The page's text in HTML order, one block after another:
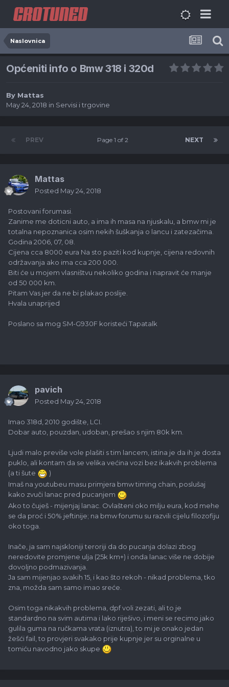
Naslovnica
Općeniti info o Bmw 318 i 320d
By Mattas
May 24, 2018 in Servisi i trgovine
PREV NEXT
Page 1 of 2
Mattas
Posted May 24, 2018
Postovani forumasi.
Zanime me doticni auto, a ima ih masa na njuskalu, a bmw mi je
totalna nepoznanica osim nekih šuškanja o lancu i zatezačima.
Godina 2006, 07, 08.
Cijena cca 8000 eura Na sto paziti kod kupnje, cijena redovnih
održavanja ako ima cca 200 000.
Biti će u mojem vlasništvu nekoliko godina i napravit će manje
od 50 000 km.
Pitam Vas jer da ne bi plakao poslije.
Hvala unaprijed
Poslano sa mog SM-G930F koristeći Tapatalk
pavich
Posted May 24, 2018
Imao 318d, 2010 godište, LCI.
Dobar auto, pouzdan, udoban, prešao s njim 80k km.
Ljudi malo previše vole plašiti s tim lancem, istina je da ih je dosta
puklo, ali kontam da se velika većina vozi bez ikakvih problema
(a ti šute
)
Imaš na youtubeu masu primjera bmw timing chain, poslušaj
kako zvuči lanac pred pucanjem
Ako to čuješ - mijenjaj lanac. Ovlašteni oko milju eura, kod mehe
se da proć i 50% jeftinije; na bmw forumu su razvili cijelu filozofiju
oko toga.
Inače, ja sam najskloniji teroriji da do pucanja dolazi zbog
neredovite promjene ulja (25k km+) i onda lanac više ne dobije
dovoljno podmazivanja.
Ja sam mijenjao svakih 15, i kao što rekoh - nikad problema, tko
zna, možda sam samo imao sreće.
Osim toga nikakvih problema, dpf voli zezati, ali to je
standardno na svim autima i lako riješivo, i meni se recimo jako
gulila guma na ručkama vrata (iznutra), to mi je onako jedan
žešći fail, to provjeri svakako prije kupnje jer su orginalne u
tomiću navodno jako skupe